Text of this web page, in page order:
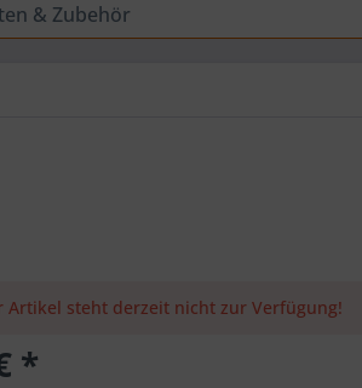
& Zubehör
Artikel steht derzeit nicht zur Verfügung!
*